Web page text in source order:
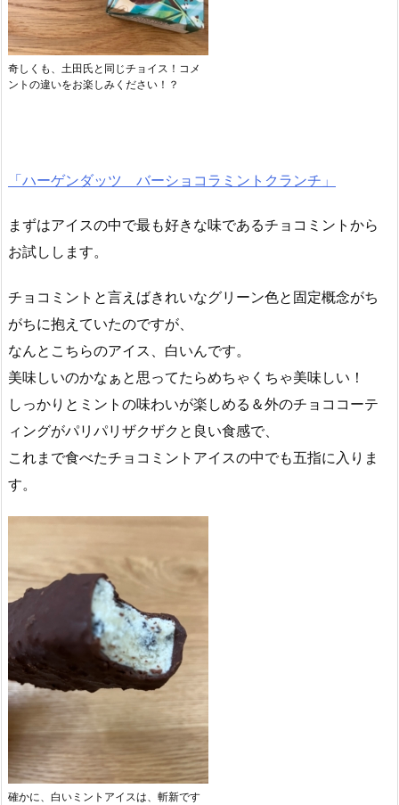
奇しくも、土田氏と同じチョイス！コメ
ントの違いをお楽しみください！？
「ハーゲンダッツ バーショコラミントクランチ」
まずはアイスの中で最も好きな味であるチョコミントから
お試しします。
チョコミントと言えばきれいなグリーン色と固定概念がち
がちに抱えていたのですが、
なんとこちらのアイス、白いんです。
美味しいのかなぁと思ってたらめちゃくちゃ美味しい！
しっかりとミントの味わいが楽しめる＆外のチョココーテ
ィングがパリパリザクザクと良い食感で、
これまで食べたチョコミントアイスの中でも五指に入りま
す。
確かに、白いミントアイスは、斬新です